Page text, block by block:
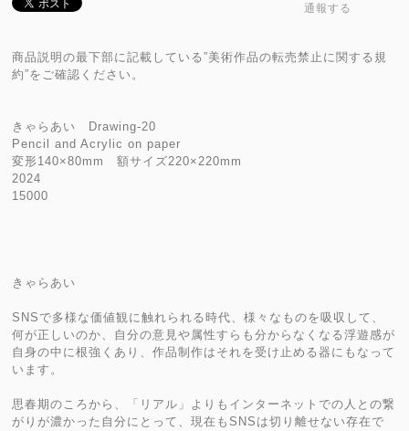
通報する
商品説明の最下部に記載している”美術作品の転売禁止に関する規
約”をご確認ください。
きゃらあい Drawing-20
Pencil and Acrylic on paper
変形140×80mm 額サイズ220×220mm
2024
15000
きゃらあい
SNSで多様な価値観に触れられる時代、様々なものを吸収して、
何が正しいのか、自分の意見や属性すらも分からなくなる浮遊感が
自身の中に根強くあり、作品制作はそれを受け止める器にもなって
います。
思春期のころから、「リアル」よりもインターネットでの人との繋
がりが濃かった自分にとって、現在もSNSは切り離せない存在で